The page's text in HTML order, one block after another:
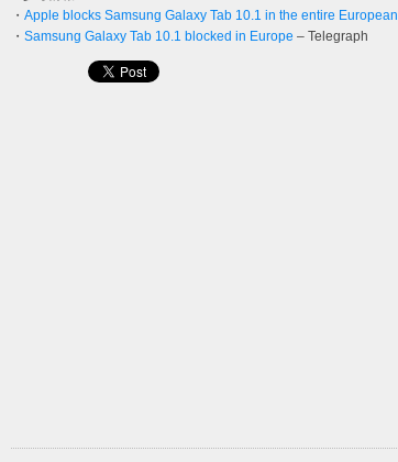
・ Apple blocks Samsung Galaxy Tab 10.1 in the entire European
・ Samsung Galaxy Tab 10.1 blocked in Europe – Telegraph